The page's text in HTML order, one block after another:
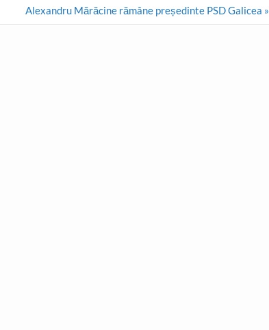
Alexandru Mărăcine rămâne președinte PSD Galicea »